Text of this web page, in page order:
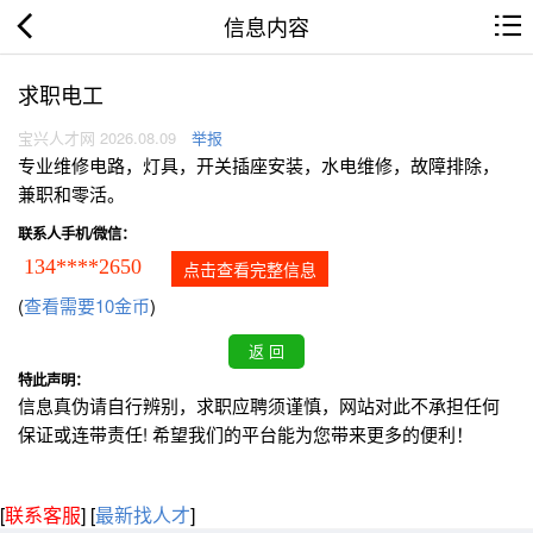
信息内容
求职电工
宝兴人才网 2026.08.09 举报
专业维修电路，灯具，开关插座安装，水电维修，故障排除，
兼职和零活。
联系人手机/微信：
134****2650 点击查看完整信息
(查看需要10金币)
特此声明：
信息真伪请自行辨别，求职应聘须谨慎，网站对此不承担任何
保证或连带责任! 希望我们的平台能为您带来更多的便利！
[联系客服] [最新找人才]